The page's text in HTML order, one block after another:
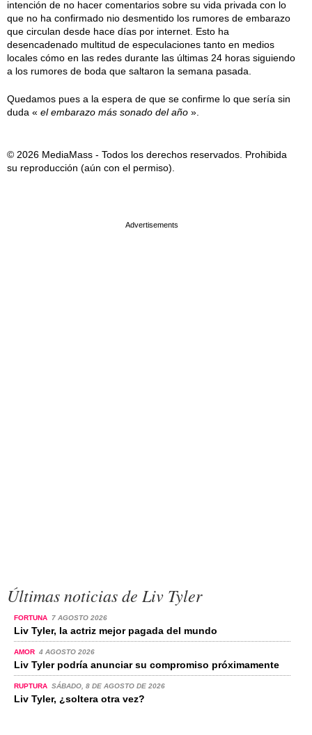
intención de no hacer comentarios sobre su vida privada con lo
que no ha confirmado nio desmentido los rumores de embarazo
que circulan desde hace días por internet. Esto ha
desencadenado multitud de especulaciones tanto en medios
locales cómo en las redes durante las últimas 24 horas siguiendo
a los rumores de boda que saltaron la semana pasada.
Quedamos pues a la espera de que se confirme lo que sería sin
duda « el embarazo más sonado del año ».
© 2026 MediaMass - Todos los derechos reservados. Prohibida
su reproducción (aún con el permiso).
Últimas noticias de Liv Tyler
FORTUNA 7 AGOSTO 2026
Liv Tyler, la actriz mejor pagada del mundo
AMOR 4 AGOSTO 2026
Liv Tyler podría anunciar su compromiso próximamente
RUPTURA SÁBADO, 8 DE AGOSTO DE 2026
Liv Tyler, ¿soltera otra vez?